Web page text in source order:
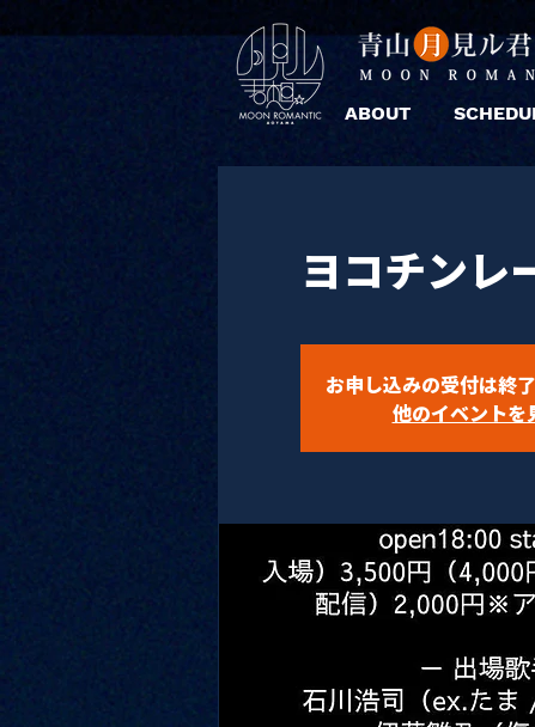
ABOUT
ヨコチンレ
お申し込みの受付は終
他のイベントを